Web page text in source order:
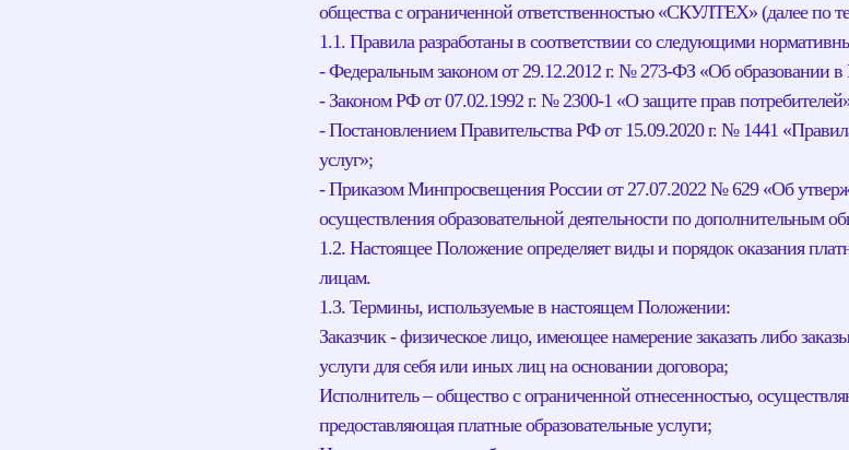
общества с ограниченной ответственностью «СКУЛТЕХ» (далее по
1.1. Правила разработаны в соответствии со следующими
- Федеральным законом от 29.12.2012 г. № 273-ФЗ «Об образовании
- Законом РФ от 07.02.1992 г. № 2300-1 «О защите прав
- Постановлением Правительства РФ от 15.09.2020 г. № 1441
услуг»;
- Приказом Минпросвещения России от 27.07.2022 № 629 «Об
осуществления образовательной деятельности по дополнительным
1.2. Настоящее Положение определяет виды и порядок оказания
лицам.
1.3. Термины, используемые в настоящем Положении:
Заказчик - физическое лицо, имеющее намерение заказать либо
услуги для себя или иных лиц на основании договора;
Исполнитель – общество с ограниченной отнесенностью,
предоставляющая платные образовательные услуги;